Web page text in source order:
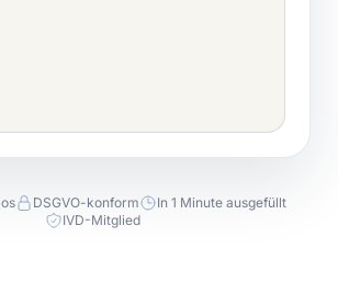
DSGVO-konform
In 1 Minute ausgefüllt
IVD-Mitglied